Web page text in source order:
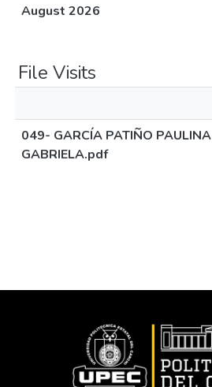
August 2026
File Visits
049- GARCÍA PATIÑO PAULINA
GABRIELA.pdf